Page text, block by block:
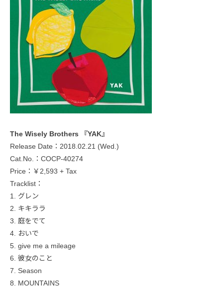
The Wisely Brothers 『YAK』
Release Date：2018.02.21 (Wed.)
Cat.No.：COCP-40274
Price：￥2,593 + Tax
Tracklist：
1. グレン
2. キキララ
3. 庭をでて
4. おいで
5. give me a mileage
6. 彼女のこと
7. Season
8. MOUNTAINS